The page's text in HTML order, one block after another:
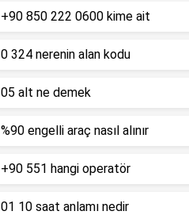
+90 850 222 0600 kime ait
0 324 nerenin alan kodu
05 alt ne demek
%90 engelli araç nasıl alınır
+90 551 hangi operatör
01 10 saat anlamı nedir